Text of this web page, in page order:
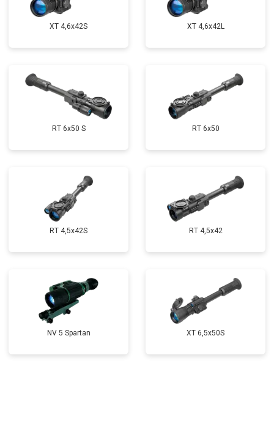
XT 4,6x42S XT 4,6x42L
RT 6x50 S RT 6x50
RT 4,5х42S RT 4,5х42
NV 5 Spartan XT 6,5x50S